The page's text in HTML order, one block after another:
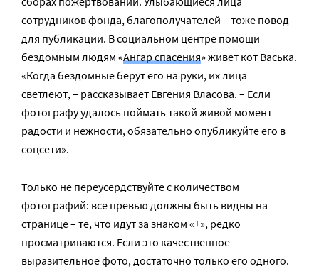
сотрудников фонда, благополучателей – тоже повод
для публикации. В социальном центре помощи
бездомным людям «Ангар спасения» живет кот Васька.
«Когда бездомные берут его на руки, их лица
светлеют, – рассказывает Евгения Власова. – Если
фотографу удалось поймать такой живой момент
радости и нежности, обязательно опубликуйте его в
соцсети».
Только не переусердствуйте с количеством
фотографий: все превью должны быть видны на
странице – те, что идут за знаком «+», редко
просматриваются. Если это качественное
выразительное фото, достаточно только его одного.